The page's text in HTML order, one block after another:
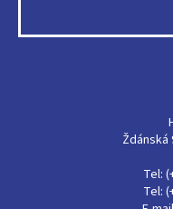
Ždánská
Tel:
Tel: